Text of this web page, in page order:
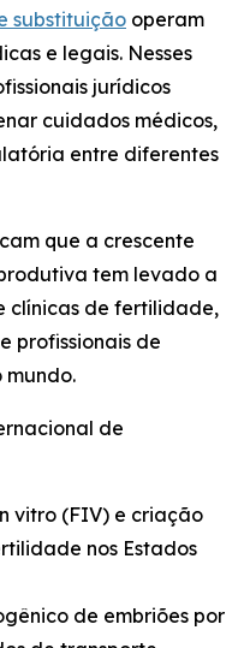
substituição operam
e legais. Nesses
jurídicos
cuidados médicos,
entre diferentes
que a crescente
tem levado a
clínicas de fertilidade,
profissionais de
de
vitro (FIV) e criação
nos Estados
de embriões por